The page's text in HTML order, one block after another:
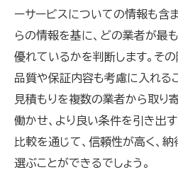
ーサービスについての情報も含
らの情報を基に、どの業者が最
優れているかを判断します。その
品質や保証内容も考慮に入れる
見積もりを複数の業者から取り
働かせ、より良い条件を引き出
比較を通じて、信頼性が高く、
選ぶことができるでしょう。